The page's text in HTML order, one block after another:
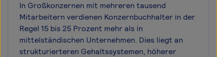
In Großkonzernen mit mehreren tausend
Mitarbeitern verdienen Konzernbuchhalter in der
Regel 15 bis 25 Prozent mehr als in
mittelständischen Unternehmen. Dies liegt an
strukturierteren Gehaltssystemen, höherer